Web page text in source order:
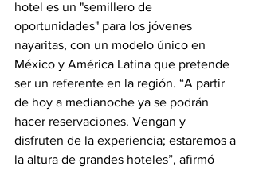
hotel es un "semillero de
oportunidades" para los jóvenes
nayaritas, con un modelo único en
México y América Latina que pretende
ser un referente en la región. “A partir
de hoy a medianoche ya se podrán
hacer reservaciones. Vengan y
disfruten de la experiencia; estaremos a
la altura de grandes hoteles”, afirmó